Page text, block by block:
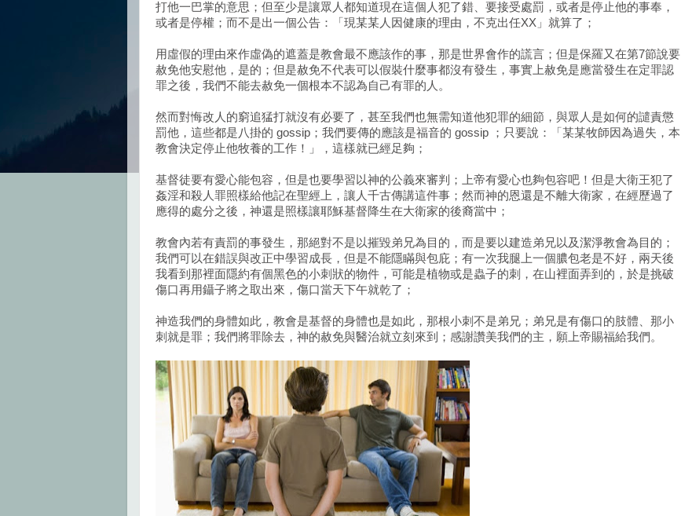
打他一巴掌的意思；但至少是讓眾人都知道現在這個人犯了錯、要接受處罰，或者是停止他的事奉，
或者是停權；而不是出一個公告：「現某某人因健康的理由，不克出任XX」就算了；
用虛假的理由來作虛偽的遮蓋是教會最不應該作的事，那是世界會作的謊言；但是保羅又在第7節說要
赦免他安慰他，是的；但是赦免不代表可以假裝什麼事都沒有發生，事實上赦免是應當發生在定罪認
罪之後，我們不能去赦免一個根本不認為自己有罪的人。
然而對悔改人的窮追猛打就沒有必要了，甚至我們也無需知道他犯罪的細節，與眾人是如何的譴責懲
罰他，這些都是八掛的 gossip；我們要傳的應該是福音的 gossip ；只要說：「某某牧師因為過失，本
教會決定停止他牧養的工作！」，這樣就已經足夠；
基督徒要有愛心能包容，但是也要學習以神的公義來審判；上帝有愛心也夠包容吧！但是大衛王犯了
姦淫和殺人罪照樣給他記在聖經上，讓人千古傳講這件事；然而神的恩還是不離大衛家，在經歷過了
應得的處分之後，神還是照樣讓耶穌基督降生在大衛家的後裔當中；
教會內若有責罰的事發生，那絕對不是以摧毀弟兄為目的，而是要以建造弟兄以及潔淨教會為目的；
我們可以在錯誤與改正中學習成長，但是不能隱瞞與包庇；有一次我腿上一個膿包老是不好，兩天後
我看到那裡面隱約有個黑色的小刺狀的物件，可能是植物或是蟲子的刺，在山裡面弄到的，於是挑破
傷口再用鑷子將之取出來，傷口當天下午就乾了；
神造我們的身體如此，教會是基督的身體也是如此，那根小刺不是弟兄；弟兄是有傷口的肢體、那小
刺就是罪；我們將罪除去，神的赦免與醫治就立刻來到；感謝讚美我們的主，願上帝賜福給我們。